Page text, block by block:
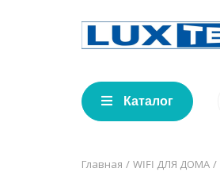
Каталог
Главная WIFI ДЛЯ ДОМА